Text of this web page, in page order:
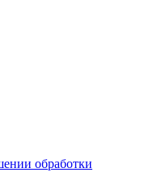
обработки